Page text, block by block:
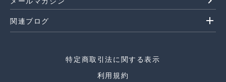
関連ブログ add
特定商取引法に関する表示
利用規約